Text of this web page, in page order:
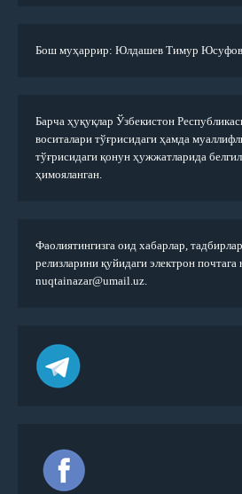
Бош муҳаррир: Юлдашев Тимур
Барча ҳуқуқлар Ўзбекистон
воситалари тўғрисидаги ҳамда
тўғрисидаги қонун ҳужжатларида
ҳимояланган.
Фаолиятингизга оид хабарлар,
релизларини қуйидаги электрон
nuqtainazar@umail.uz.